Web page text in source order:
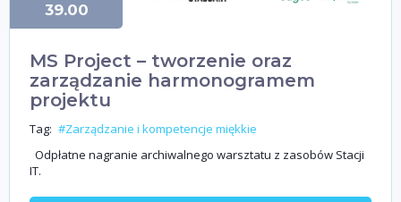
MS Project – tworzenie oraz
zarządzanie harmonogramem
projektu
Tag: #Zarządzanie i kompetencje miękkie
Odpłatne nagranie archiwalnego warsztatu z zasobów Stacji
IT.
39.00